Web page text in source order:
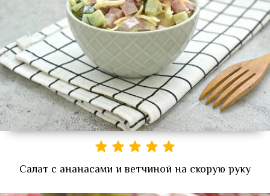
Салат с ананасами и ветчиной на скорую руку